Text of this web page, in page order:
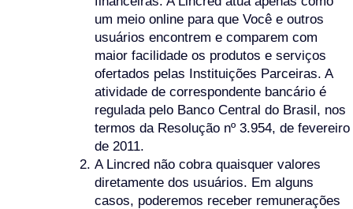
um meio online para que Você e outros
usuários encontrem e comparem com
maior facilidade os produtos e serviços
ofertados pelas Instituições Parceiras. A
atividade de correspondente bancário é
regulada pelo Banco Central do Brasil, nos
termos da Resolução nº 3.954, de fevereiro
de 2011.
A Lincred não cobra quaisquer valores
diretamente dos usuários. Em alguns
casos, poderemos receber remunerações